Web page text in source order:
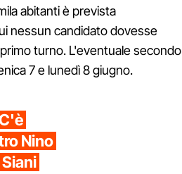
abitanti è prevista
nessun candidato dovesse
turno. L'eventuale secondo
7 e lunedì 8 giugno.
Nino